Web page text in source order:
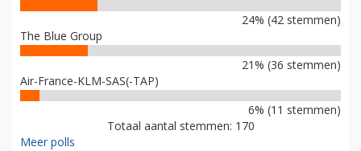
24% (42 stemmen)
The Blue Group
21% (36 stemmen)
Air-France-KLM-SAS(-TAP)
6% (11 stemmen)
Totaal aantal stemmen: 170
Meer polls